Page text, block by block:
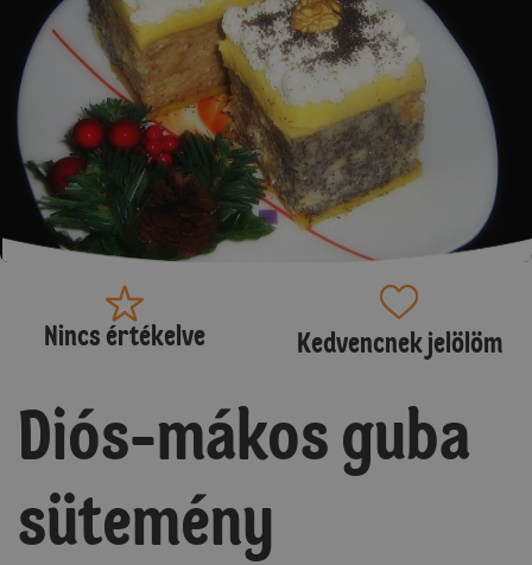
Nincs értékelve Kedvencnek jelölöm
Diós-mákos guba
sütemény